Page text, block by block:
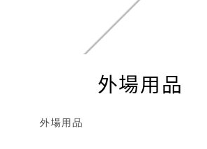
外場用品
外場用品